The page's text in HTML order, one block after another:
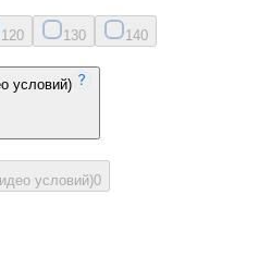
120 130 140
условий)
условий)0